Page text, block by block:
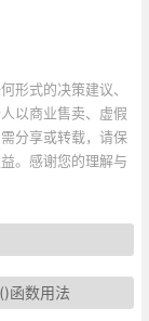
形式的决策建议、
以商业售卖、虚假
分享或转载，请保
。感谢您的理解与
函数用法